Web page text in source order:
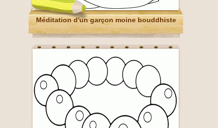
Méditation d'un garçon moine bouddhiste